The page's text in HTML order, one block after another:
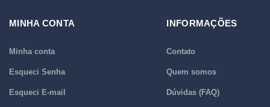
MINHA CONTA
Minha conta
Esqueci Senha
Esqueci E-mail
INFORMAÇÕES
Contato
Quem somos
Dúvidas (FAQ)